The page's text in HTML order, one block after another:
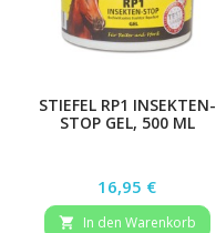
STIEFEL RP1 INSEKTEN-
STOP GEL, 500 ML
Preis
16,95 €
 In den Warenkorb